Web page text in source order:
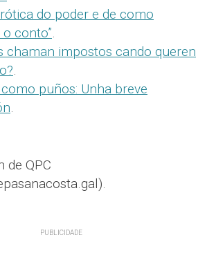
do poder e de como
o conto”.
chaman impostos cando queren
.
puños: Unha breve
.
de QPC